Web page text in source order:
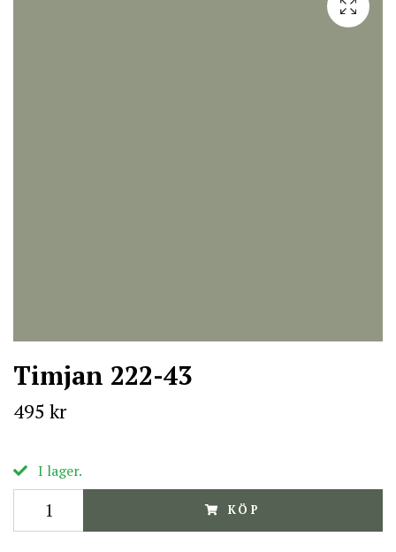
Timjan 222-43
495 kr
I lager.
KÖP